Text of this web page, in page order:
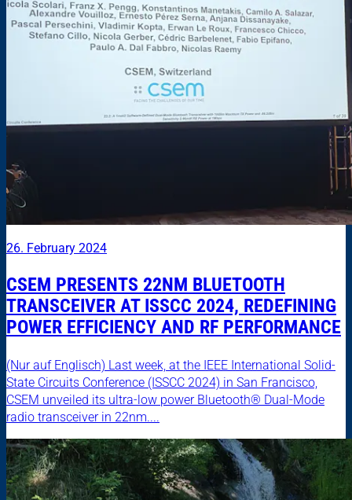
26. February 2024
CSEM PRESENTS 22NM BLUETOOTH
TRANSCEIVER AT ISSCC 2024, REDEFINING
POWER EFFICIENCY AND RF PERFORMANCE
(Nur auf Englisch) Last week, at the IEEE International Solid-
State Circuits Conference (ISSCC 2024) in San Francisco,
CSEM unveiled its ultra-low power Bluetooth® Dual-Mode
radio transceiver in 22nm....